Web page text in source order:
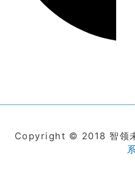
Copyright © 2018 智领